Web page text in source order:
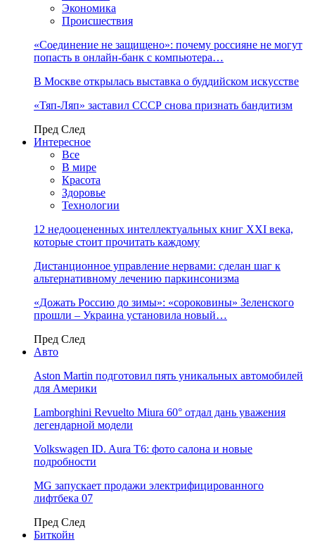
Экономика
Происшествия
«Соединение не защищено»: почему россияне не могут
попасть в онлайн-банк с компьютера…
В Москве открылась выставка о буддийском искусстве
«Тяп-Ляп» заставил СССР снова признать бандитизм
Пред След
Интересное
Все
В мире
Красота
Здоровье
Технологии
12 недооцененных интеллектуальных книг XXI века,
которые стоит прочитать каждому
Дистанционное управление нервами: сделан шаг к
альтернативному лечению паркинсонизма
«Дожать Россию до зимы»: «сороковины» Зеленского
прошли – Украина установила новый…
Пред След
Авто
Aston Martin подготовил пять уникальных автомобилей
для Америки
Lamborghini Revuelto Miura 60° отдал дань уважения
легендарной модели
Volkswagen ID. Aura T6: фото салона и новые
подробности
MG запускает продажи электрифицированного
лифтбека 07
Пред След
Биткойн